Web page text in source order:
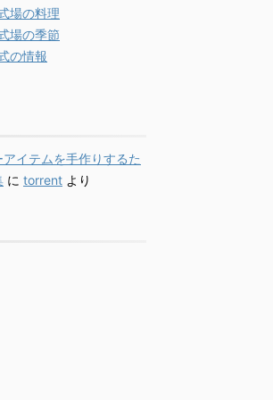
場の料理
場の季節
の情報
イテムを手作りするた
に torrent より